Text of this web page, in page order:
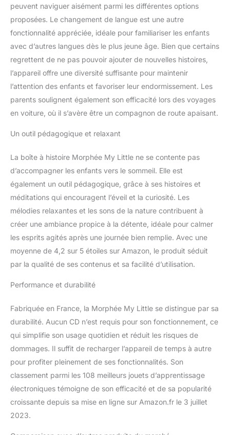
histoires et séances ont
été réalisées par des
relaxation chez l’enfant.
SANS ONDES ET
SANS ECRAN ●● Mon
Petit Morphée est 100%
améliorer profondément
le sommeil des enfants
de 3 à 10 ans. Il
smartphone ni
dispose pas d’écran et
ne diffuse ni ondes, ni
CONTIENT 4
LANGUES ●● Mon Petit
Morphée propose toutes
ses séances dans 4
anglais, espagnol et
allemand.
UN
CADEAU QUI A DU SENS
cadeau de naissance, à
un anniversaire ou en
cadeau original pour une
fille ou un garçon de 3 à
10 ans.
peuvent naviguer aisément parmi les différentes options
proposées. Le changement de langue est une autre
fonctionnalité appréciée, idéale pour familiariser les enfants
avec d’autres langues dès le plus jeune âge. Bien que certains
regrettent de ne pas pouvoir ajouter de nouvelles histoires,
l’appareil offre une diversité suffisante pour maintenir
l’attention des enfants et favoriser leur endormissement. Les
parents soulignent également son efficacité lors des voyages
en voiture, où il s’avère être un compagnon de route apaisant.
Un outil pédagogique et relaxant
La boîte à histoire Morphée My Little ne se contente pas
d’accompagner les enfants vers le sommeil. Elle est
également un outil pédagogique, grâce à ses histoires et
méditations qui encouragent l’éveil et la curiosité. Les
mélodies relaxantes et les sons de la nature contribuent à
créer une ambiance propice à la détente, idéale pour calmer
les esprits agités après une journée bien remplie. Avec une
moyenne de 4,2 sur 5 étoiles sur Amazon, le produit séduit
par la qualité de ses contenus et sa facilité d’utilisation.
Performance et durabilité
Fabriquée en France, la Morphée My Little se distingue par sa
durabilité. Aucun CD n’est requis pour son fonctionnement, ce
qui simplifie son usage quotidien et réduit les risques de
dommages. Il suffit de recharger l’appareil de temps à autre
pour profiter pleinement de ses fonctionnalités. Son
classement parmi les 108 meilleurs jouets d’apprentissage
électroniques témoigne de son efficacité et de sa popularité
croissante depuis sa mise en ligne sur Amazon.fr le 3 juillet
2023.